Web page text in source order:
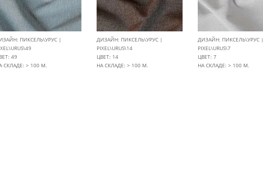
ПИКСЕЛЬ\УРУС |
49
СКЛАДЕ: > 100 М.
ДИЗАЙН: ПИКСЕЛЬ\УРУС |
PIXEL\URUS\14
ЦВЕТ: 14
НА СКЛАДЕ: > 100 М.
ДИЗАЙН: ПИКСЕЛЬ\УРУС |
PIXEL\URUS\7
ЦВЕТ: 7
НА СКЛАДЕ: > 100 М.